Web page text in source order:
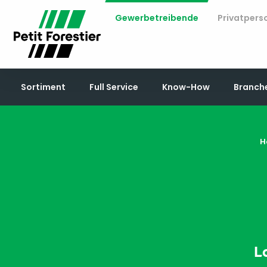
Gewerbetreibende
Sortiment Full Service Know-How